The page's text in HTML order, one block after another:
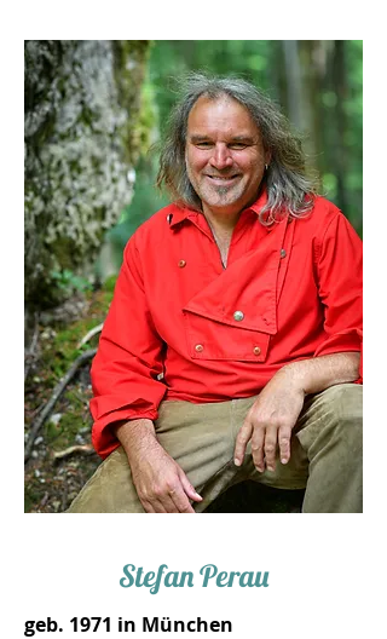
Stefan Perau
geb. 1971 in München